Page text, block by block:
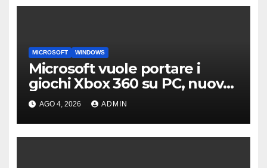
MICROSOFT WINDOWS
Microsoft vuole portare i
giochi Xbox 360 su PC, nuove
indiscrezioni
AGO 4, 2026 ADMIN